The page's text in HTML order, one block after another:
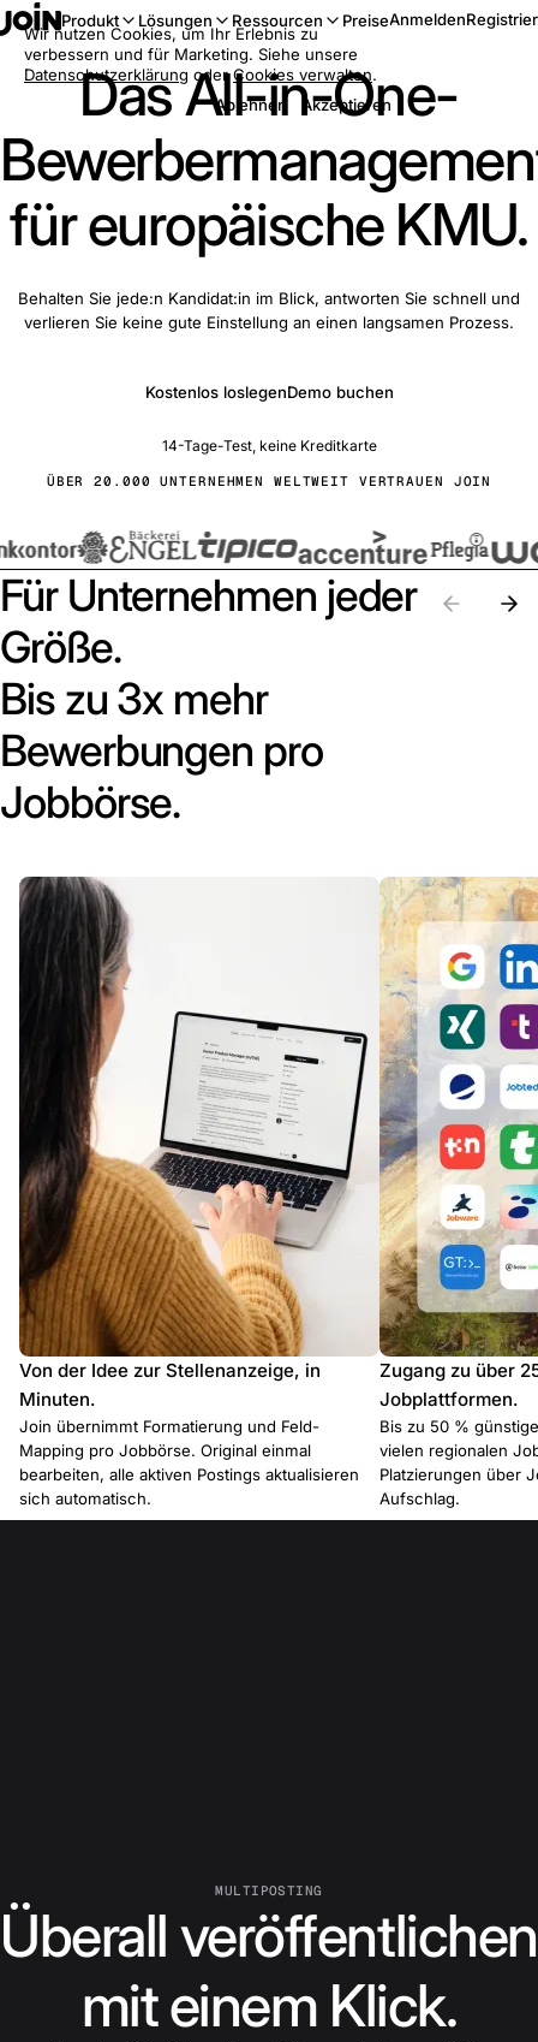
Produkt Lösungen Ressourcen PreiseAnmelden
Das All-in-One-
für europäische KMU.
Behalten Sie jede:n Kandidat:in im Blick, antworten Sie schnell und
verlieren Sie keine gute Einstellung an einen langsamen Prozess.
Kostenlos loslegenDemo buchen
14-Tage-Test, keine Kreditkarte
ÜBER 20.000 UNTERNEHMEN WELTWEIT VERTRAUEN JOIN
Für Unternehmen jeder
Größe.
Bis zu 3x mehr
Bewerbungen pro
Jobbörse.
Von der Idee zur Stellenanzeige, in
Minuten.
Join übernimmt Formatierung und Feld-
Mapping pro Jobbörse. Original einmal
bearbeiten, alle aktiven Postings aktualisieren
sich automatisch.
Zugang zu über
Jobplattformen.
Bis zu 50 %
vielen regionalen
Platzierungen über
Aufschlag.
MULTIPOSTING
Überall veröffentlichen
mit einem Klick.
Wir nutzen Cookies, um Ihr Erlebnis zu
verbessern und für Marketing. Siehe unsere
Datenschutzerklärung oderCookies verwalten.
Ablehnen
Akzeptieren